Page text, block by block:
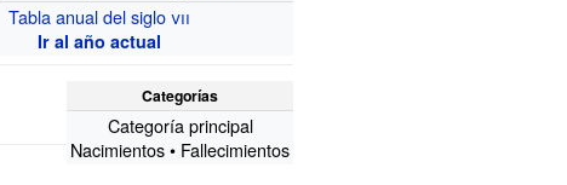
Tabla anual del siglo vii
Ir al año actual
Categorías
Categoría principal
Nacimientos• Fallecimientos